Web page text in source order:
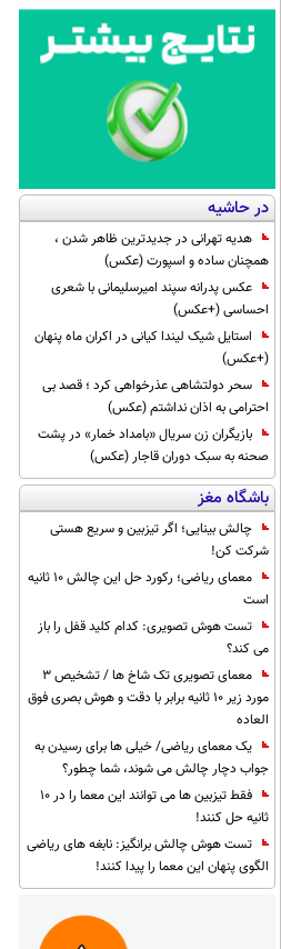
در حاشیه
هدیه تهرانی در جدیدترین ظاهر شدن ،
همچنان ساده و اسپورت (عکس)
عکس پدرانه سپند امیرسلیمانی با شعری
احساسی (+عکس)
استایل شیک لیندا کیانی در اکران ماه پنهان
(+عکس)
سحر دولتشاهی عذرخواهی کرد ؛ قصد بی
احترامی به اذان نداشتم (عکس)
بازیگران زن سریال «بامداد خمار» در پشت
صحنه به سبک دوران قاجار (عکس)
باشگاه مغز
چالش بینایی؛ اگر تیزبین و سریع هستی
شرکت کن!
معمای ریاضی؛ رکورد حل این چالش 10 ثانیه
است
تست هوش تصویری: کدام کلید قفل را باز
می کند؟
معمای تصویری تک شاخ ها / تشخیص 3
مورد زیر 10 ثانیه برابر با دقت و هوش بصری فوق
العاده
یک معمای ریاضی/ خیلی ها برای رسیدن به
جواب دچار چالش می شوند، شما چطور؟
فقط تیزبین ها می توانند این معما را در 10
ثانیه حل کنند!
تست هوش چالش برانگیز: نابغه های ریاضی
الگوی پنهان این معما را پیدا کنند!